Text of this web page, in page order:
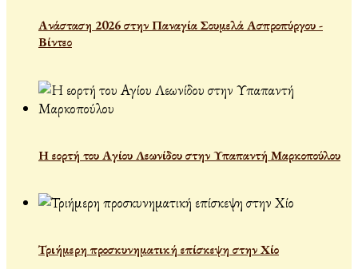
Ανάσταση 2026 στην Παναγία Σουμελά Ασπροπύργου -
Βίντεο
Η εορτή του Αγίου Λεωνίδου στην Υπαπαντή Μαρκοπούλου
Τριήμερη προσκυνηματική επίσκεψη στην Χίο